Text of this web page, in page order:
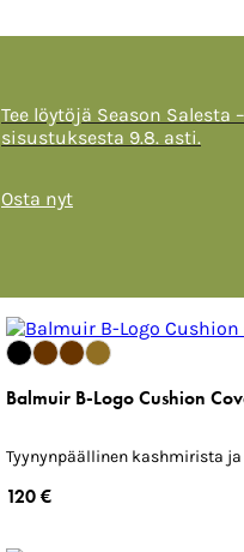
Tee löytöjä Season
sisustuksesta 9.8. asti.
Osta nyt
Balmuir B-Logo Cushion
Tyynynpäällinen kashmirista
120 €